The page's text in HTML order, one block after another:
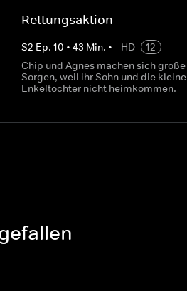
Rettungsaktion
S2 Ep.10 •43 Min. • HD
12
Chip und Agnes machen sich große
Sorgen, weil ihr Sohn und die kleine
Enkeltochter nicht heimkommen.